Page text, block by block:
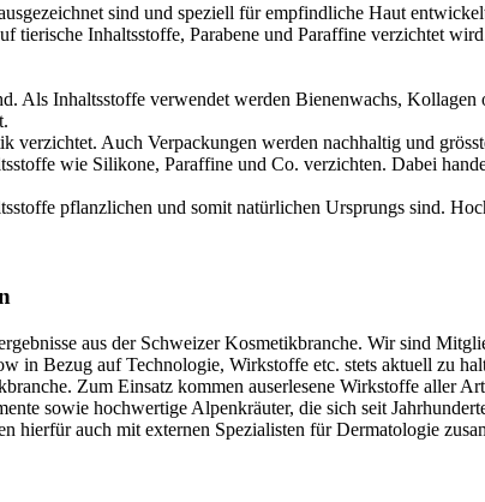
sind und speziell für empfindliche Haut
tierische Inhaltsstoffe, Parabene und Paraffine verzichtet
Als Inhaltsstoffe verwendet werden Bienenwachs,
Auch Verpackungen werden nachhaltig und
wie Silikone, Paraffine und Co. verzichten. Dabei
pflanzlichen und somit natürlichen Ursprungs sind.
aus der Schweizer Kosmetikbranche. Wir sind
in Bezug auf Technologie, Wirkstoffe etc. stets aktuell zu
Zum Einsatz kommen auserlesene Wirkstoffe aller
sowie hochwertige Alpenkräuter, die sich seit
auch mit externen Spezialisten für Dermatologie